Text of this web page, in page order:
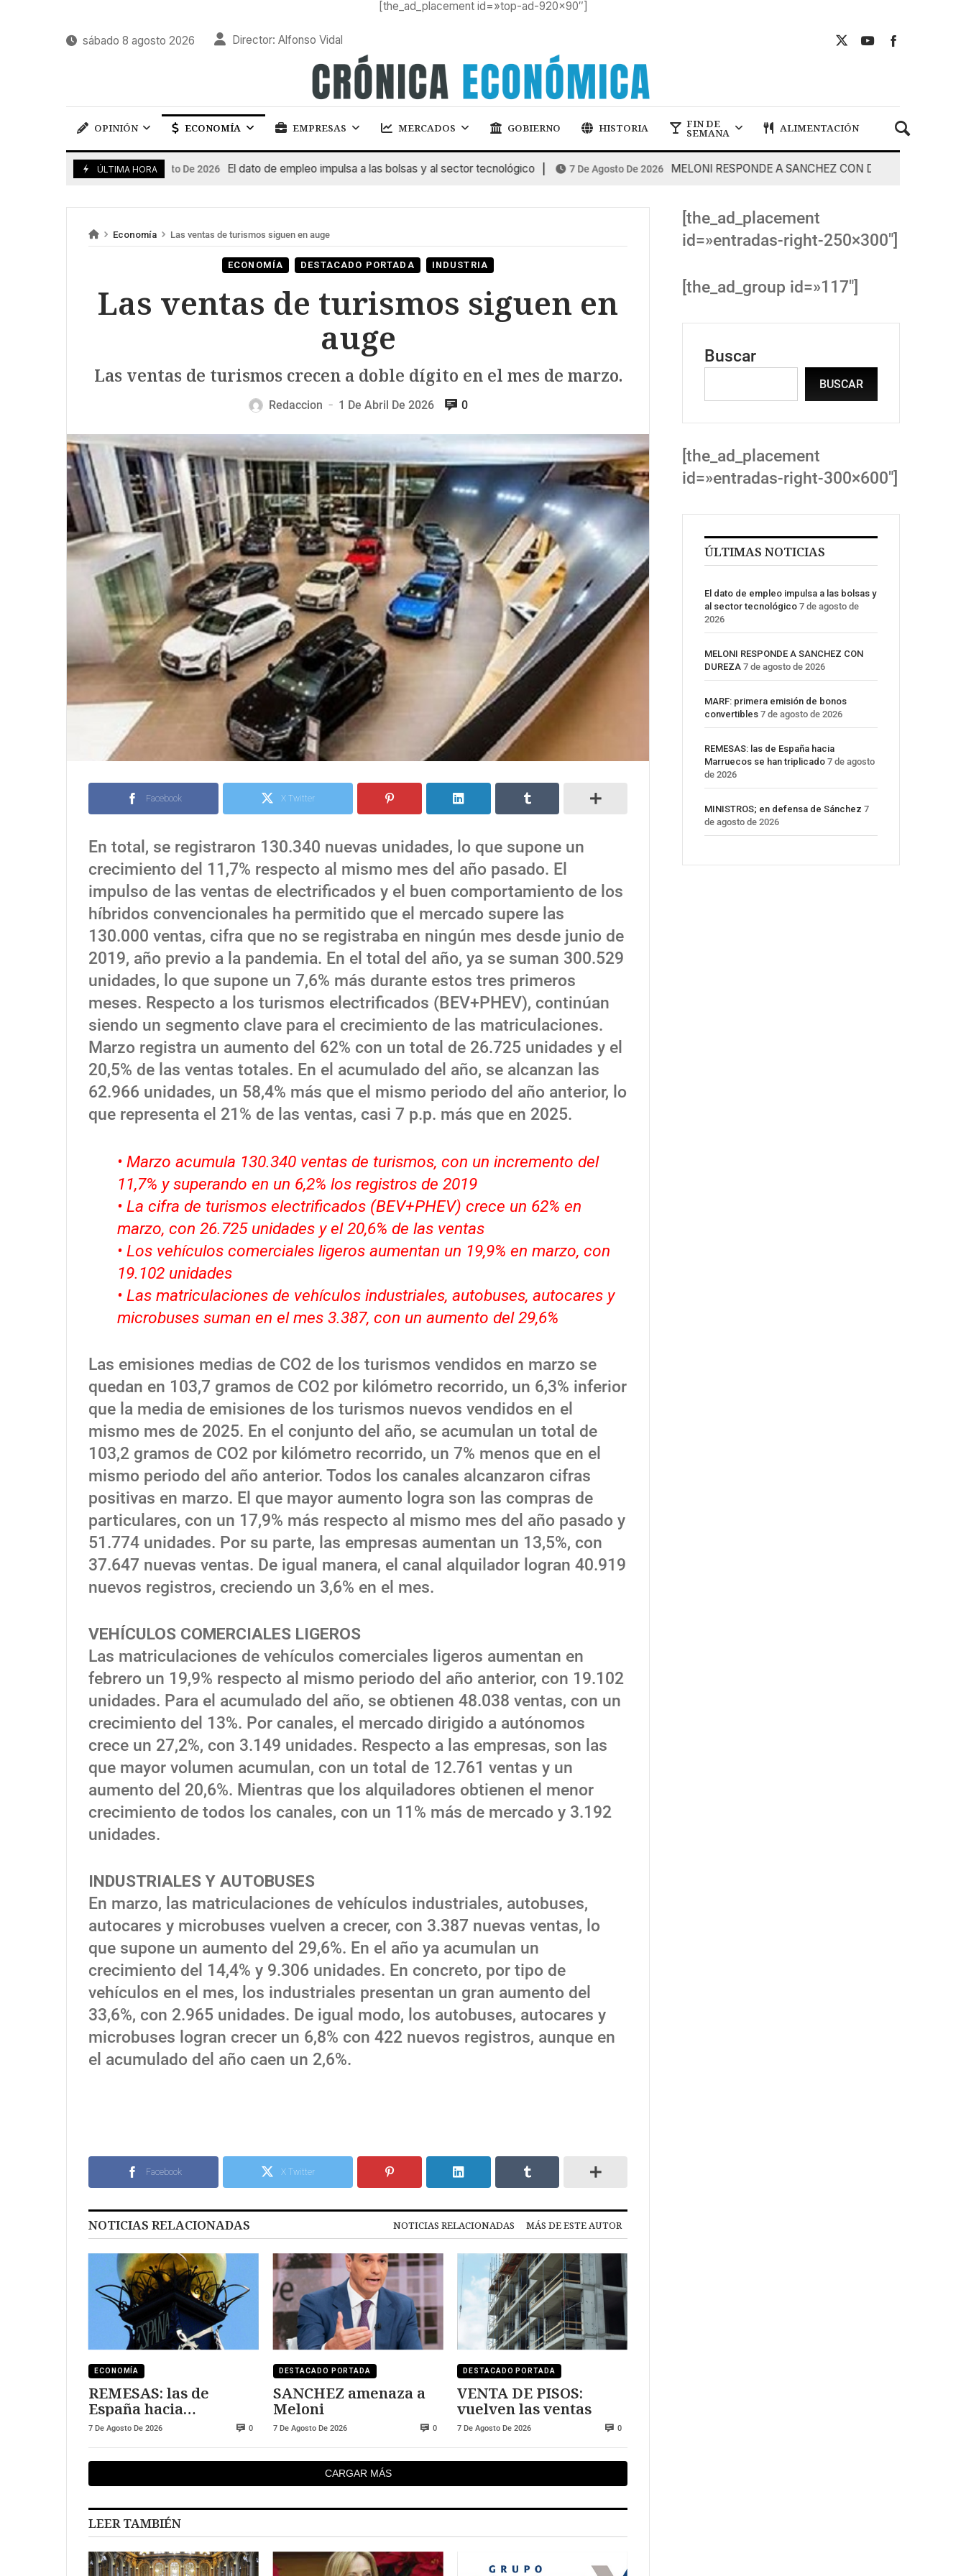
[the_ad_placement id=»top-ad-920×90″]
sábado 8 agosto 2026 Director: Alfonso Vidal
OPINIÓN ECONOMÍA EMPRESAS MERCADOS GOBIERNO HISTORIA FIN DE
SEMANA ALIMENTACIÓN
ÚLTIMA HORA
7 De Agosto De 2026 El dato de empleo impulsa a las bolsas y al sector tecnológico 7 De Agosto De 2026 MELONI RESPONDE A SANCHEZ CON DUREZA
Economía Las ventas de turismos siguen en auge
ECONOMÍA DESTACADO PORTADA INDUSTRIA
Las ventas de turismos siguen en
auge
Las ventas de turismos crecen a doble dígito en el mes de marzo.
Redaccion — 1 De Abril De 2026 0
Facebook X Twitter
En total, se registraron 130.340 nuevas unidades, lo que supone un
crecimiento del 11,7% respecto al mismo mes del año pasado. El
impulso de las ventas de electrificados y el buen comportamiento de los
híbridos convencionales ha permitido que el mercado supere las
130.000 ventas, cifra que no se registraba en ningún mes desde junio de
2019, año previo a la pandemia. En el total del año, ya se suman 300.529
unidades, lo que supone un 7,6% más durante estos tres primeros
meses. Respecto a los turismos electrificados (BEV+PHEV), continúan
siendo un segmento clave para el crecimiento de las matriculaciones.
Marzo registra un aumento del 62% con un total de 26.725 unidades y el
20,5% de las ventas totales. En el acumulado del año, se alcanzan las
62.966 unidades, un 58,4% más que el mismo periodo del año anterior, lo
que representa el 21% de las ventas, casi 7 p.p. más que en 2025.
• Marzo acumula 130.340 ventas de turismos, con un incremento del
11,7% y superando en un 6,2% los registros de 2019
• La cifra de turismos electrificados (BEV+PHEV) crece un 62% en
marzo, con 26.725 unidades y el 20,6% de las ventas
• Los vehículos comerciales ligeros aumentan un 19,9% en marzo, con
19.102 unidades
• Las matriculaciones de vehículos industriales, autobuses, autocares y
microbuses suman en el mes 3.387, con un aumento del 29,6%
Las emisiones medias de CO2 de los turismos vendidos en marzo se
quedan en 103,7 gramos de CO2 por kilómetro recorrido, un 6,3% inferior
que la media de emisiones de los turismos nuevos vendidos en el
mismo mes de 2025. En el conjunto del año, se acumulan un total de
103,2 gramos de CO2 por kilómetro recorrido, un 7% menos que en el
mismo periodo del año anterior. Todos los canales alcanzaron cifras
positivas en marzo. El que mayor aumento logra son las compras de
particulares, con un 17,9% más respecto al mismo mes del año pasado y
51.774 unidades. Por su parte, las empresas aumentan un 13,5%, con
37.647 nuevas ventas. De igual manera, el canal alquilador logran 40.919
nuevos registros, creciendo un 3,6% en el mes.
VEHÍCULOS COMERCIALES LIGEROS
Las matriculaciones de vehículos comerciales ligeros aumentan en
febrero un 19,9% respecto al mismo periodo del año anterior, con 19.102
unidades. Para el acumulado del año, se obtienen 48.038 ventas, con un
crecimiento del 13%. Por canales, el mercado dirigido a autónomos
crece un 27,2%, con 3.149 unidades. Respecto a las empresas, son las
que mayor volumen acumulan, con un total de 12.761 ventas y un
aumento del 20,6%. Mientras que los alquiladores obtienen el menor
crecimiento de todos los canales, con un 11% más de mercado y 3.192
unidades.
INDUSTRIALES Y AUTOBUSES
En marzo, las matriculaciones de vehículos industriales, autobuses,
autocares y microbuses vuelven a crecer, con 3.387 nuevas ventas, lo
que supone un aumento del 29,6%. En el año ya acumulan un
crecimiento del 14,4% y 9.306 unidades. En concreto, por tipo de
vehículos en el mes, los industriales presentan un gran aumento del
33,6%, con 2.965 unidades. De igual modo, los autobuses, autocares y
microbuses logran crecer un 6,8% con 422 nuevos registros, aunque en
el acumulado del año caen un 2,6%.
Facebook X Twitter
NOTICIAS RELACIONADAS NOTICIAS RELACIONADAS MÁS DE ESTE AUTOR
ECONOMÍA
REMESAS: las de
España hacia
Marruecos se han
7 De Agosto De 2026 0
DESTACADO PORTADA
SANCHEZ amenaza a
Meloni
7 De Agosto De 2026 0
DESTACADO PORTADA
VENTA DE PISOS:
vuelven las ventas
7 De Agosto De 2026 0
CARGAR MÁS
LEER TAMBIÉN
[the_ad_placement
id=»entradas-right-250×300″]
[the_ad_group id=»117″]
Buscar
BUSCAR
[the_ad_placement
id=»entradas-right-300×600″]
ÚLTIMAS NOTICIAS
El dato de empleo impulsa a las bolsas y
al sector tecnológico 7 de agosto de
2026
MELONI RESPONDE A SANCHEZ CON
DUREZA 7 de agosto de 2026
MARF: primera emisión de bonos
convertibles 7 de agosto de 2026
REMESAS: las de España hacia
Marruecos se han triplicado 7 de agosto
de 2026
MINISTROS; en defensa de Sánchez 7
de agosto de 2026